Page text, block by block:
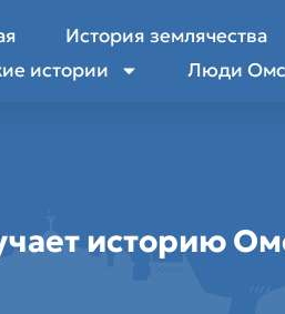
История землячества
истории
Люди
историю